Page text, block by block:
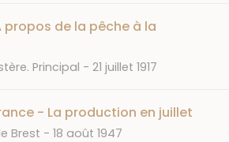
propos de la pêche à la
Principal DATE
21 juillet 1917
- La production en juillet
Brest DATE
18 août 1947